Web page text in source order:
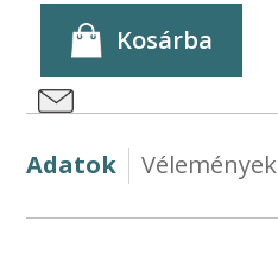
Kosárba
Adatok Vélemények